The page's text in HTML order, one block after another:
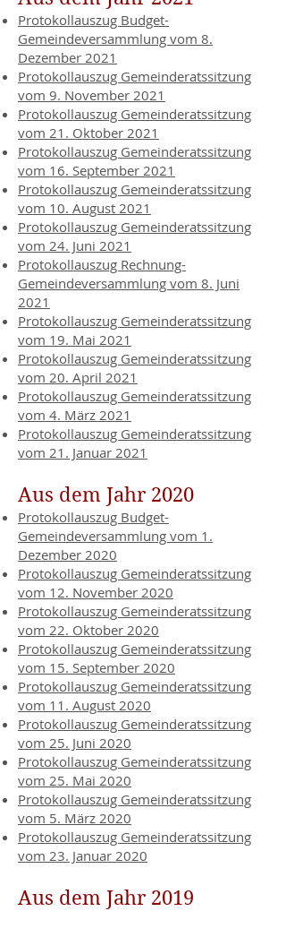
Protokollauszug Budget-
Gemeindeversammlung vom 8.
Dezember 2021
Protokollauszug Gemeinderatssitzung
vom 9. November 2021
Protokollauszug Gemeinderatssitzung
vom 21. Oktober 2021
Protokollauszug Gemeinderatssitzung
vom 16. September 2021
Protokollauszug Gemeinderatssitzung
vom 10. August 2021
Protokollauszug Gemeinderatssitzung
vom 24. Juni 2021
Protokollauszug Rechnung-
Gemeindeversammlung vom 8. Juni
2021
Protokollauszug Gemeinderatssitzung
vom 19. Mai 2021
Protokollauszug Gemeinderatssitzung
vom 20. April 2021
Protokollauszug Gemeinderatssitzung
vom 4. März 2021
Protokollauszug Gemeinderatssitzung
vom 21. Januar 2021
Aus dem Jahr 2020
Protokollauszug Budget-
Gemeindeversammlung vom 1.
Dezember 2020
Protokollauszug Gemeinderatssitzung
vom 12. November 2020
Protokollauszug Gemeinderatssitzung
vom 22. Oktober 2020
Protokollauszug Gemeinderatssitzung
vom 15. September 2020
Protokollauszug Gemeinderatssitzung
vom 11. August 2020
Protokollauszug Gemeinderatssitzung
vom 25. Juni 2020
Protokollauszug Gemeinderatssitzung
vom 25. Mai 2020
Protokollauszug Gemeinderatssitzung
vom 5. März 2020
Protokollauszug Gemeinderatssitzung
vom 23. Januar 2020
Aus dem Jahr 2019